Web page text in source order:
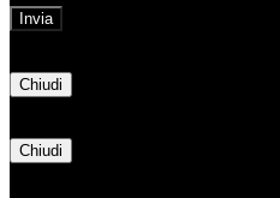
Chiudi
Chiudi